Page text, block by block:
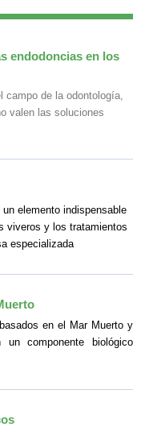
endodoncias en los
de la odontología,
valen las soluciones
elemento indispensable
viveros y los tratamientos
especializada
en el Mar Muerto y
un componente biológico